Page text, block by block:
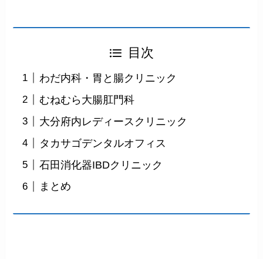
目次
わだ内科・胃と腸クリニック
むねむら大腸肛門科
大分府内レディースクリニック
タカサゴデンタルオフィス
石田消化器IBDクリニック
まとめ